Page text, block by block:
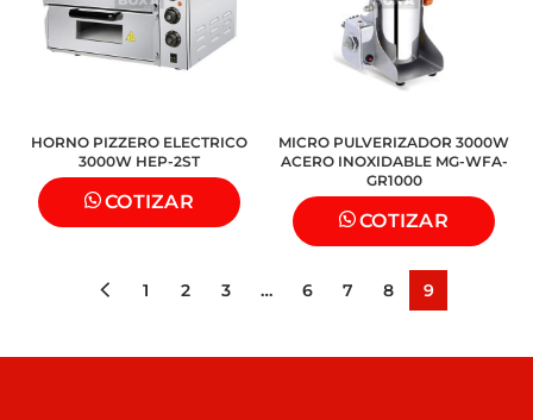
HORNO PIZZERO ELECTRICO
3000W HEP-2ST
COTIZAR
MICRO PULVERIZADOR 3000W
ACERO INOXIDABLE MG-WFA-
GR1000
COTIZAR
1 2 3 … 6 7 8 9